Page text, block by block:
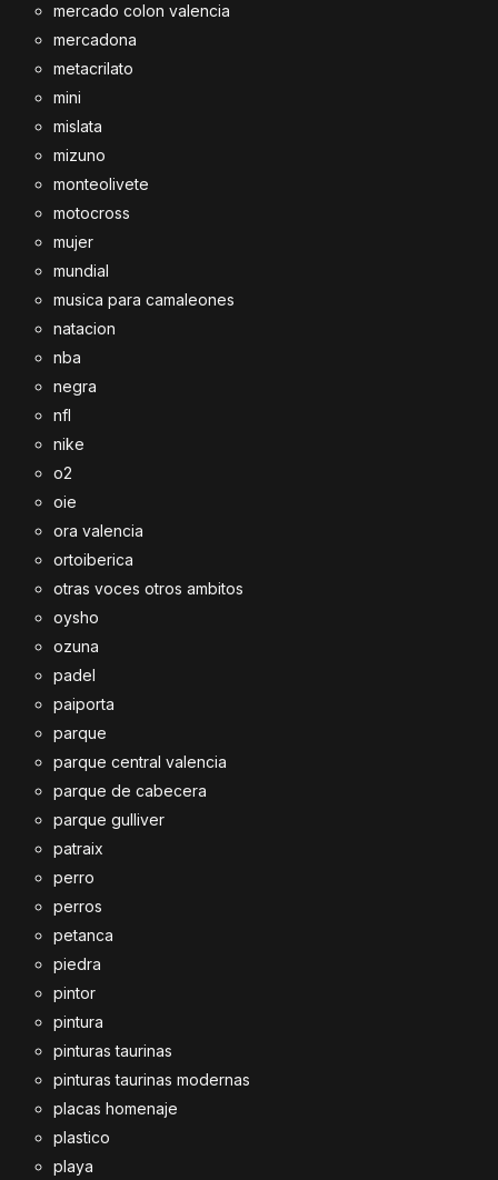
mercado colon valencia
mercadona
metacrilato
mini
mislata
mizuno
monteolivete
motocross
mujer
mundial
musica para camaleones
natacion
nba
negra
nfl
nike
o2
oie
ora valencia
ortoiberica
otras voces otros ambitos
oysho
ozuna
padel
paiporta
parque
parque central valencia
parque de cabecera
parque gulliver
patraix
perro
perros
petanca
piedra
pintor
pintura
pinturas taurinas
pinturas taurinas modernas
placas homenaje
plastico
playa